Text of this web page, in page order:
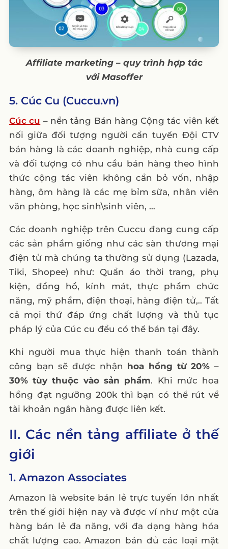
Affiliate marketing – quy trình hợp tác
với Masoffer
5. Cúc Cu (Cuccu.vn)
Cúc cu – nền tảng Bán hàng Cộng tác viên kết
nối giữa đối tượng người cần tuyển Đội CTV
bán hàng là các doanh nghiệp, nhà cung cấp
và đối tượng có nhu cầu bán hàng theo hình
thức cộng tác viên không cần bỏ vốn, nhập
hàng, ôm hàng là các mẹ bỉm sữa, nhân viên
văn phòng, học sinh\sinh viên, …
Các doanh nghiệp trên Cuccu đang cung cấp
các sản phẩm giống như các sàn thương mại
điện tử mà chúng ta thường sử dụng (Lazada,
Tiki, Shopee) như: Quần áo thời trang, phụ
kiện, đồng hồ, kính mát, thực phẩm chức
năng, mỹ phẩm, điện thoại, hàng điện tử,.. Tất
cả mọi thứ đáp ứng chất lượng và thủ tục
pháp lý của Cúc cu đều có thể bán tại đây.
Khi người mua thực hiện thanh toán thành
công bạn sẽ được nhận hoa hồng từ 20% –
30% tùy thuộc vào sản phẩm. Khi mức hoa
hồng đạt ngưỡng 200k thì bạn có thể rút về
tài khoản ngân hàng được liên kết.
II. Các nền tảng affiliate ở thế
giới
1. Amazon Associates
Amazon là website bán lẻ trực tuyến lớn nhất
trên thế giới hiện nay và được ví như một cửa
hàng bán lẻ đa năng, với đa dạng hàng hóa
chất lượng cao. Amazon bán đủ các loại mặt